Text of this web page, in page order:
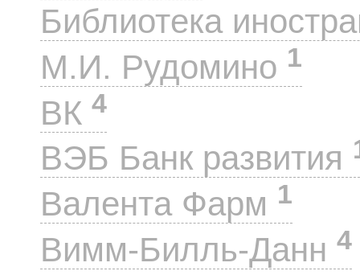
Библиотека
М.И. Рудомино 1
ВК 4
ВЭБ Банк развития
Валента Фарм 1
Вимм-Билль-Данн 4